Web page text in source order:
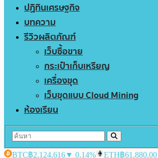
ปฏิทินเศรษฐกิจ
บทความ
รีวิวผลิตภัณฑ์
เว็บซื้อขาย
กระเป๋าเก็บเหรียญ
เครื่องขุด
เว็บขุดแบบ Cloud Mining
ห้องเรียน
BTC฿2,124,616▼ 0.14% ETH฿61,880.00